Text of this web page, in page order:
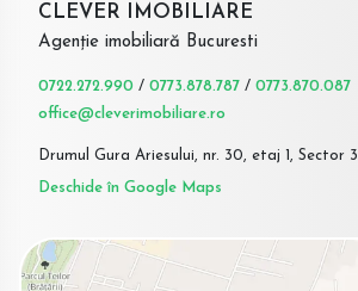
CLEVER IMOBILIARE
Agenție imobiliară Bucuresti
0722.272.990 / 0773.878.787 / 0773.870.087
office@cleverimobiliare.ro
Drumul Gura Ariesului, nr. 30, etaj 1, Sector 3
Deschide în Google Maps